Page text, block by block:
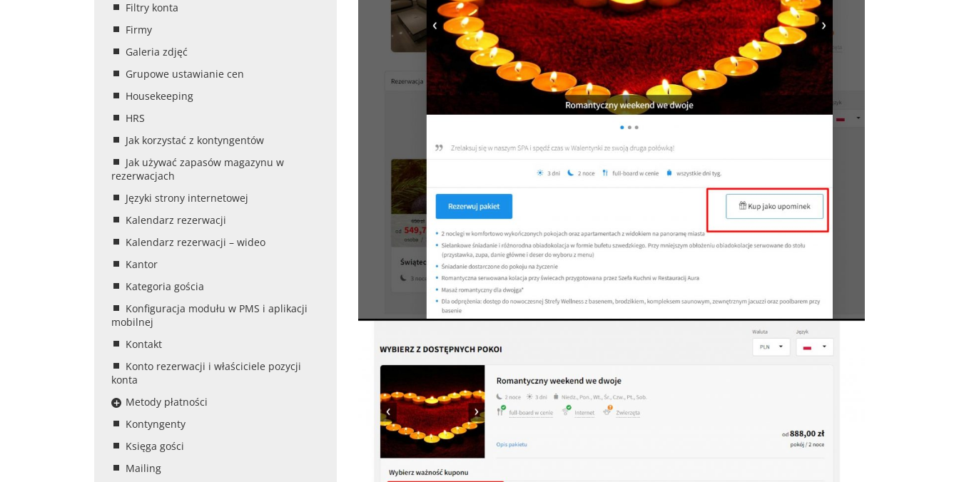
Filtry konta
Firmy
Galeria zdjęć
Grupowe ustawianie cen
Housekeeping
HRS
Jak korzystać z kontyngentów
Jak używać zapasów magazynu w
rezerwacjach
Języki strony internetowej
Kalendarz rezerwacji
Kalendarz rezerwacji – wideo
Kantor
Kategoria gościa
Konfiguracja modułu w PMS i aplikacji
mobilnej
Kontakt
Konto rezerwacji i właściciele pozycji
konta
Metody płatności
Kontyngenty
Księga gości
Mailing